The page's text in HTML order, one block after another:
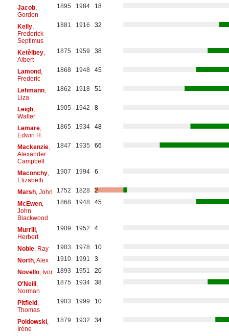
Jacob,
Gordon
1895 1984 18
Kelly,
Frederick
Septimus
1881 1916 32
Ketèlbey,
Albert
1875 1959 38
Lamond,
Frederic
1868 1948 45
Lehmann,
Liza
1862 1918 51
Leigh,
Walter
1905 1942 8
Lemare,
Edwin H.
1865 1934 48
Mackenzie,
Alexander
Campbell
1847 1935 66
Maconchy,
Elizabeth
1907 1994 6
Marsh, John 1752 1828
2
McEwen,
John
Blackwood
1868 1948 45
Murrill,
Herbert
1909 1952 4
Noble, Ray 1903 1978
10
North, Alex 1910 1991
3
Novello, Ivor 1893 1951
20
O'Neill,
Norman
1875 1934 38
Pitfield,
Thomas
1903 1999 10
Poldowski,
Irène
1879 1932 34